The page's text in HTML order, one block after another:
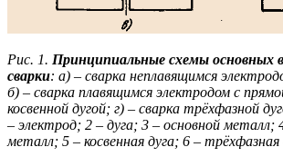
Рис. 1. Принципиальные схемы основных
сварки: а) – сварка неплавящимся
б) – сварка плавящимся электродом с
косвенной дугой; г) – сварка трёхфазной
– электрод; 2 – дуга; 3 – основной металл;
металл; 5 – косвенная дуга; 6 – трёхфазная